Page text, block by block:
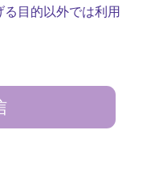
目的以外では利用